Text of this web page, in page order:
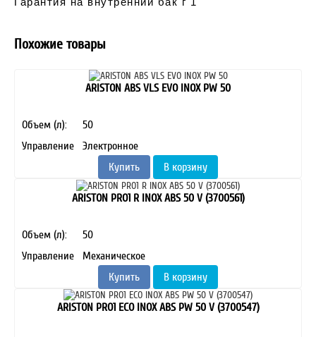
Похожие товары
ARISTON ABS VLS EVO INOX PW 50
Объем (л):
50
Управление
Электронное
Купить
В корзину
ARISTON PRO1 R INOX ABS 50 V (3700561)
Объем (л):
50
Управление
Механическое
Купить
В корзину
ARISTON PRO1 ECO INOX ABS PW 50 V (3700547)